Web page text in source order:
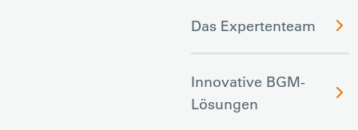
Das Expertenteam
Innovative BGM-
Lösungen